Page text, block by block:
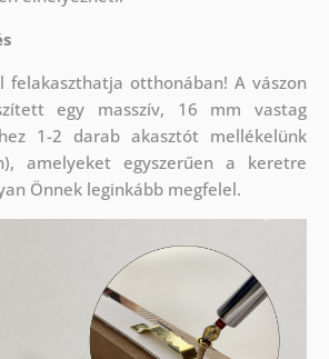
felakaszthatja otthonában! A vászon
egy masszív, 16 mm vastag
1-2 darab akasztót mellékelünk
amelyeket egyszerűen a keretre
Önnek leginkább megfelel.